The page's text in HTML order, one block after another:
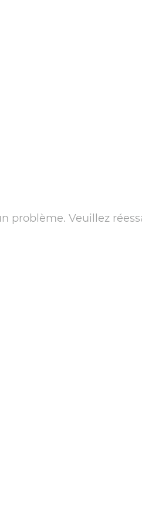
problème. Veuillez